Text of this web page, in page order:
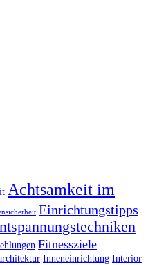
Achtsamkeit im
Einrichtungstipps
Fitnessziele
Inneneinrichtung Interior